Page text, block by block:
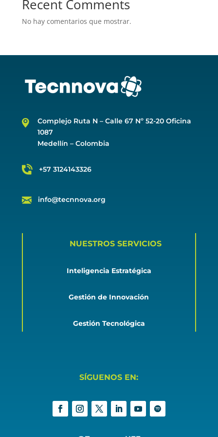
Recent Comments
No hay comentarios que mostrar.
Complejo Ruta N – Calle 67 Nº 52-20 Oficina
1087
Medellín – Colombia
+57 3124143326
info@tecnnova.org
NUESTROS SERVICIOS
Inteligencia Estratégica
Gestión de Innovación
Gestión Tecnológica
SÍGUENOS EN: